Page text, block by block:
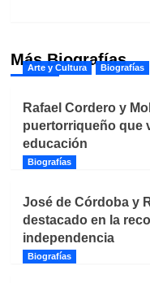
Más Biografías
Arte y Cultura Biografías
Rafael Cordero y
puertorriqueño que
educación
Biografías
José de Córdoba y
destacado en la
independencia
Biografías